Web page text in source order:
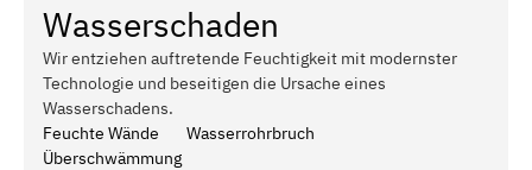
Wasserschaden
Wir entziehen auftretende Feuchtigkeit mit modernster
Technologie und beseitigen die Ursache eines
Wasserschadens.
Feuchte Wände
Wasserrohrbruch
Überschwämmung